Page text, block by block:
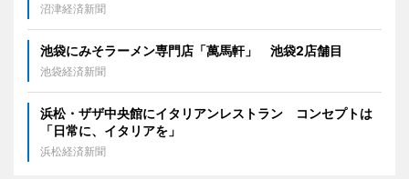
沼津経済新聞
池袋にみそラーメン専門店「萬馬軒」 池袋2店舗目
池袋経済新聞
浜松・ザザ中央館にイタリアンレストラン コンセプトは
「日常に、イタリアを」
浜松経済新聞